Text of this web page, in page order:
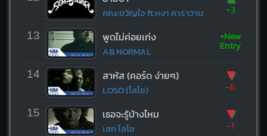
คณะขวัญใจ ft.หงา คาราวาน +3
13 พูดไม่ค่อยเก่ง
AB NORMAL
+New
Entry
14 สาหัส (คอร์ด ง่ายๆ)
LOSO (โลโซ)
▼
-6
15 เธอจะรู้บ้างไหม
เสก โลโซ
▼
-1